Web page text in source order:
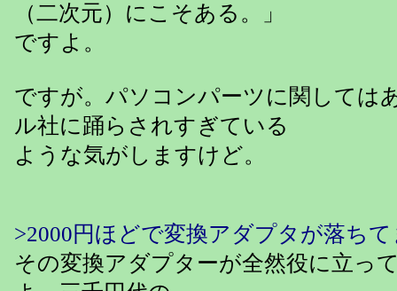
（二次元）にこそある。」
ですよ。
ですが。パソコンパーツに関しては
ル社に踊らされすぎている
ような気がしますけど。
>2000円ほどで変換アダプタが落ち
その変換アダプターが全然役に立っ